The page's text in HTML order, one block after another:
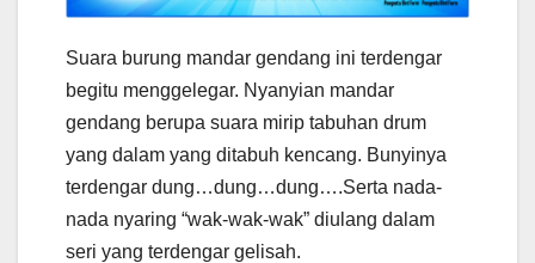
Suara burung mandar gendang ini terdengar
begitu menggelegar. Nyanyian mandar
gendang berupa suara mirip tabuhan drum
yang dalam yang ditabuh kencang. Bunyinya
terdengar dung…dung…dung….Serta nada-
nada nyaring “wak-wak-wak” diulang dalam
seri yang terdengar gelisah.